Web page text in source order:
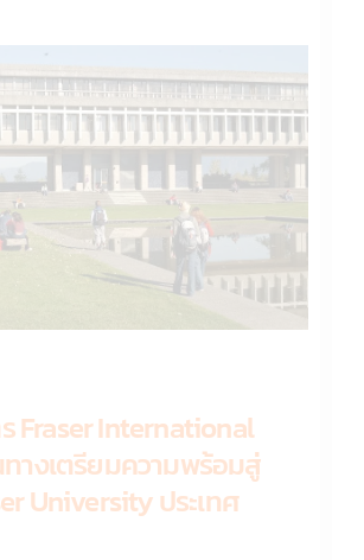
Fraser International
ทางเตรียมความพร้อมสู่
University ประเทศ